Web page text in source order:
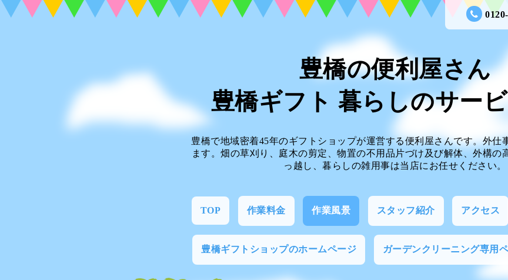
豊橋の便利屋さん
豊橋ギフト 暮らしのサー
豊橋で地域密着45年のギフトショップが運営する便利屋さんです。外仕
ます。畑の草刈り、庭木の剪定、物置の不用品片づけ及び解体、外構の
っ越し、暮らしの雑用事は当店にお任せください。
TOP 作業料金 作業風景 スタッフ紹介 アクセス
豊橋ギフトショップのホームページ ガーデンクリーニング専用